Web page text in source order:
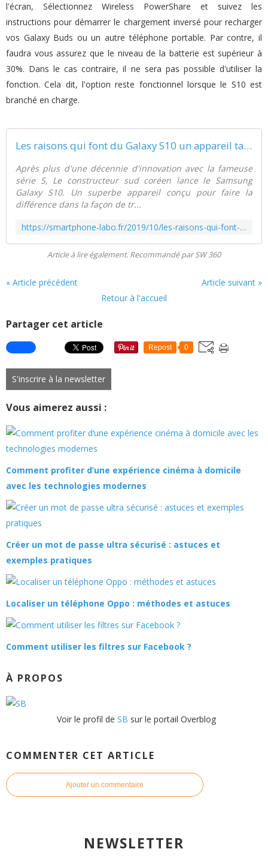
l'écran, Sélectionnez Wireless PowerShare et suivez les
instructions pour démarrer le chargement inversé pour recharger
vos Galaxy Buds ou un autre téléphone portable. Par contre, il
faudra vous assurez que le niveau de la batterie est supérieur à
30%. Dans le cas contraire, il ne sera pas possible d'utiliser la
fonction. Cela dit, l'option reste fonctionnel lorsque le S10 est
branché en charge.
Les raisons qui font du Galaxy S10 un appareil taillé pour les professionnels - Smartphone Labo
Après plus d'une décennie d'innovation avec la fameuse
série S, Le constructeur sud coréen lance le Samsung
Galaxy S10. Un superbe appareil conçu pour faire la
différence dans la façon de tr...
https://smartphone-labo.fr/2019/10/les-raisons-qui-font-du-galaxy-s10-un-appareil-taille-pour-les-professionnels.html
Article à lire également. Recommandé par SW 360
« Article précédent
Article suivant »
Retour à l'accueil
Partager cet article
Repost 0
S'inscrire à la newsletter
Vous aimerez aussi :
Comment profiter d’une expérience cinéma à domicile
avec les technologies modernes
Créer un mot de passe ultra sécurisé : astuces et
exemples pratiques
Localiser un téléphone Oppo : méthodes et astuces
Comment utiliser les filtres sur Facebook ?
À PROPOS
Voir le profil de SB sur le portail Overblog
COMMENTER CET ARTICLE
Ajouter un commentaire
NEWSLETTER